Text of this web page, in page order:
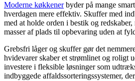
Moderne køkkenerbyder på mange
hverdagen mere effektiv. Skuffer med
med at holde orden i bestik og
masser af plads til opbevaring uden at
Grebsfri låger og skuffer gør det
hvidevarer skaber et strømlinet og roligt
investere i fleksible løsninger som
indbyggede affaldssorteringssystemer,